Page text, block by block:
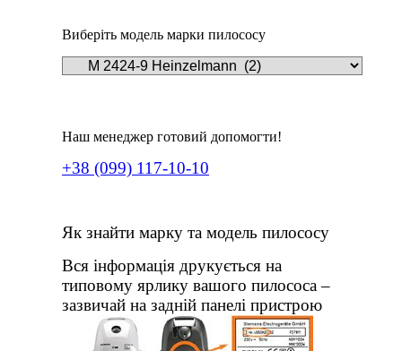
Виберіть модель марки пилососу
Наш менеджер готовий допомогти!
+38 (099) 117-10-10
Як знайти марку та модель пилососу
Вся інформація друкується на
типовому ярлику вашого пилососа –
зазвичай на задній панелі пристрою